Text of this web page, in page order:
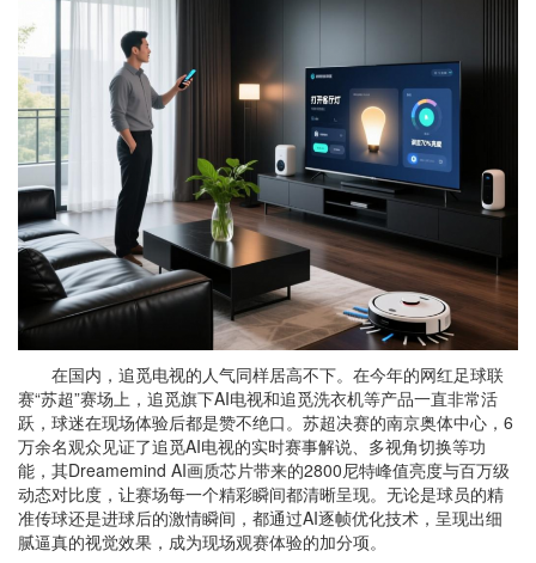
在国内，追觅电视的人气同样居高不下。在今年的网红足球联
赛“苏超”赛场上，追觅旗下AI电视和追觅洗衣机等产品一直非常活
跃，球迷在现场体验后都是赞不绝口。苏超决赛的南京奥体中心，6
万余名观众见证了追觅AI电视的实时赛事解说、多视角切换等功
能，其Dreamemind AI画质芯片带来的2800尼特峰值亮度与百万级
动态对比度，让赛场每一个精彩瞬间都清晰呈现。无论是球员的精
准传球还是进球后的激情瞬间，都通过AI逐帧优化技术，呈现出细
腻逼真的视觉效果，成为现场观赛体验的加分项。